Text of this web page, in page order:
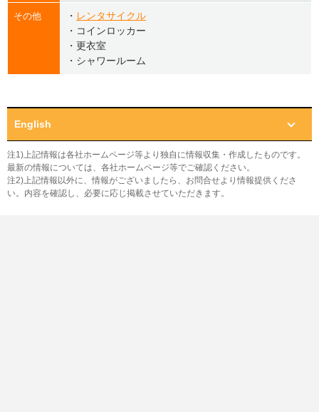
その他 ・ レンタサイクル
・コインロッカー
・更衣室
・シャワールーム
English
注1)上記情報は各社ホームページ等より独自に情報収集・作成したものです。
最新の情報については、各社ホームページ等でご確認ください。
注2)上記情報以外に、情報がございましたら、お問合せより情報提供くださ
い。内容を確認し、必要に応じ掲載させていただきます。